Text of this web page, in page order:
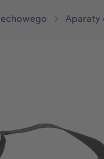
Aparaty